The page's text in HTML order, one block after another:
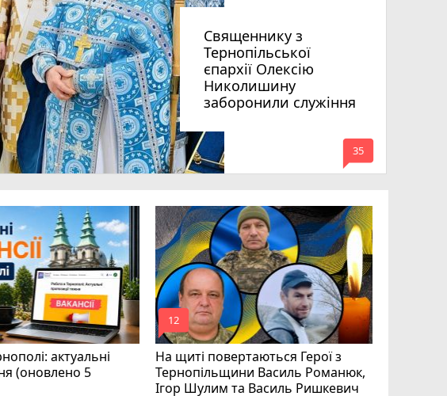
Священнику з
Тернопільської
єпархії Олексію
Николишину
заборонили служіння
mode_comment
35
актуальні
(оновлено 5
На щиті повертаються Герої з
Тернопільщини Василь Романюк,
Ігор Шулим та Василь Ришкевич
mode_comment
12